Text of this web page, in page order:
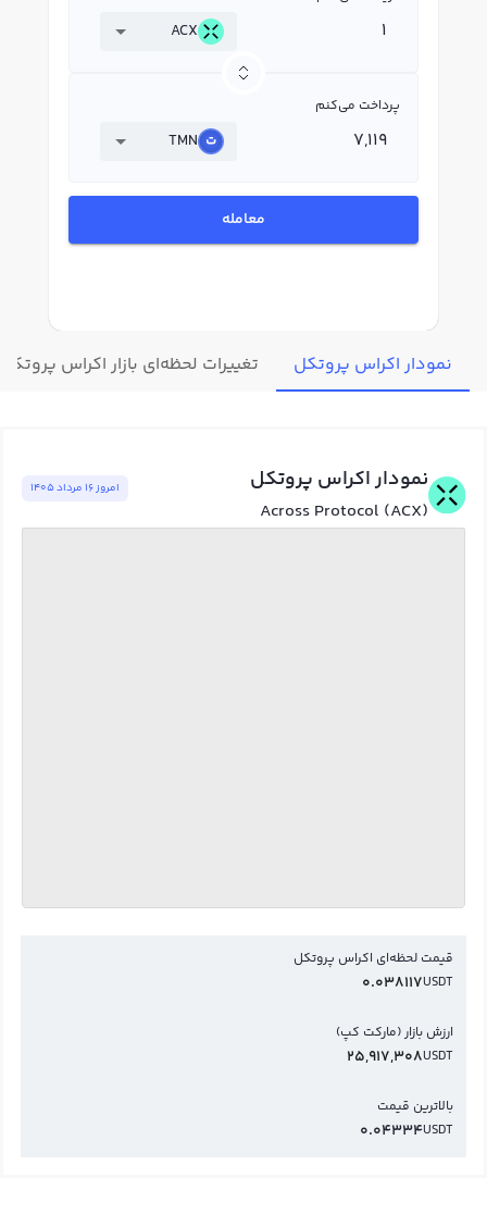
ACX
پرداخت می‌کنم
TMN
معامله
نمودار اکراس پروتکل تغییرات لحظه‌ای بازار اکراس پروتکل
نمودار اکراس پروتکل
Across Protocol (ACX)
امروز ١٦ مرداد ١٤٠٥
قیمت لحظه‌ای اکراس پروتکل
USDT
0.038117
ارزش بازار (مارکت کپ)
USDT
25,917,308
بالاترین قیمت
USDT
0.04334